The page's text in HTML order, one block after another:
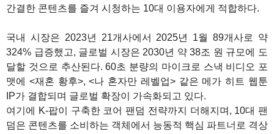
간결한 콘텐츠를 즐겨 시청하는 10대 이용자에게 적합하다.
국내 시장은 2023년 21개사에서 2025년 1월 89개사로 약
324% 급증했고, 글로벌 시장은 2030년 약 38조 원 규모에 도
달할 것으로 추산된다. 60초 분량의 마이크로 스낵 비디오 포
맷에 <재혼 황후>, <나 혼자만 레벨업> 같은 메가 히트 웹툰
IP가 결합되며 글로벌 확장이 가속화되고 있다.
여기에 K-팝이 구축한 코어 팬덤 전략까지 더해지며, 10대 팬
덤은 콘텐츠를 소비하는 객체에서 능동적 핵심 파트너로 격상